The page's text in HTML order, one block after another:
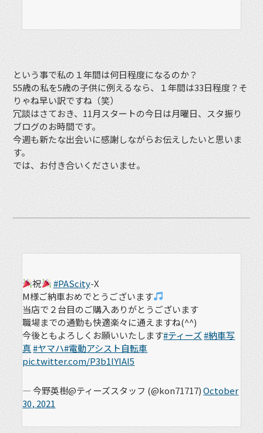
という事で私の１年間は何日程度になるのか？
55歳の私を5歳の子供に例えるなら、１年間は33日程度？そ
りゃね早い訳ですね（笑）
冗談はさておき、11月スタートの今日は月曜日、スタ振り
ブログのお時間です。
今週も新たな出会いに感謝しながらお伝えしたいと思いま
す。
では、お付き合いくださいませ。
祝 #PAScity-X
M様ご納車おめでとうございます
当店で２台目のご購入ありがとうございます
職場までの通勤も快適楽々に通えますね(^^)
今後ともよろしくお願いいたします#ティーズ#納車写
真#ヤマハ#電動アシスト自転車
pic.twitter.com/P3b1lYlAI5
— 今野英樹@ティーズスタッフ (@kon71717)October
30, 2021